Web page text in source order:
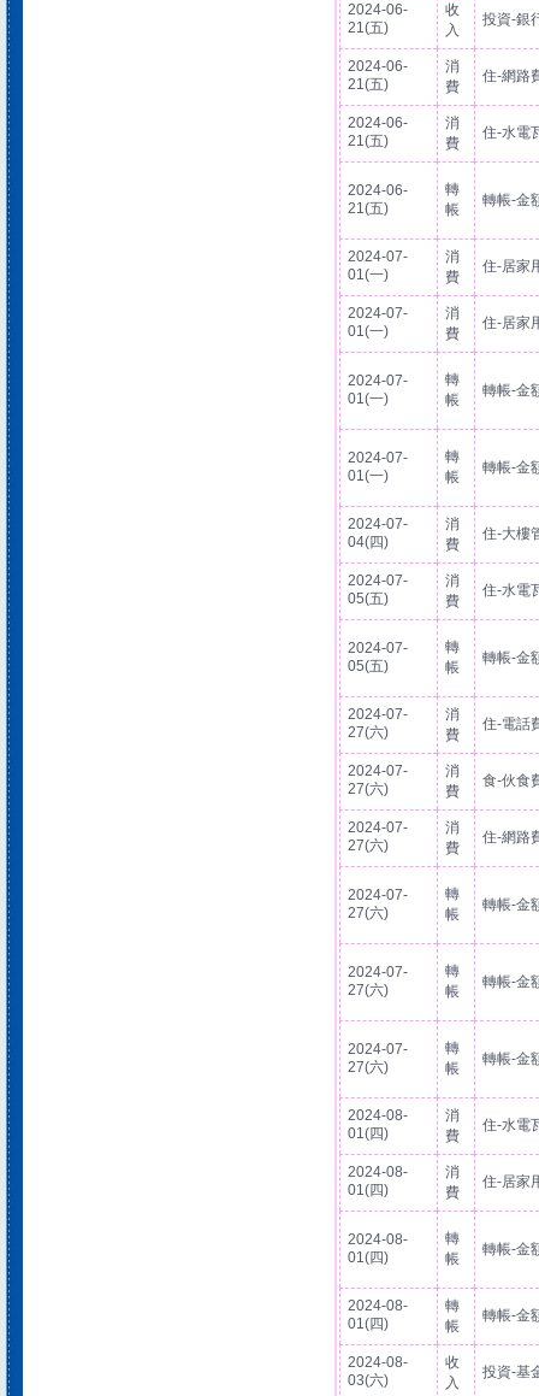
2024-06-
21(五)
收
入
投資-銀
2024-06-
21(五)
消
費
住-網路
2024-06-
21(五)
消
費
住-水電
2024-06-
21(五)
轉
帳
轉帳-金
2024-07-
01(一)
消
費
住-居家
2024-07-
01(一)
消
費
住-居家
2024-07-
01(一)
轉
帳
轉帳-金
2024-07-
01(一)
轉
帳
轉帳-金
2024-07-
04(四)
消
費
住-大樓
2024-07-
05(五)
消
費
住-水電
2024-07-
05(五)
轉
帳
轉帳-金
2024-07-
27(六)
消
費
住-電話
2024-07-
27(六)
消
費
食-伙食
2024-07-
27(六)
消
費
住-網路
2024-07-
27(六)
轉
帳
轉帳-金
2024-07-
27(六)
轉
帳
轉帳-金
2024-07-
27(六)
轉
帳
轉帳-金
2024-08-
01(四)
消
費
住-水電
2024-08-
01(四)
消
費
住-居家
2024-08-
01(四)
轉
帳
轉帳-金
2024-08-
01(四)
轉
帳
轉帳-金
2024-08-
03(六)
收
入
投資-基